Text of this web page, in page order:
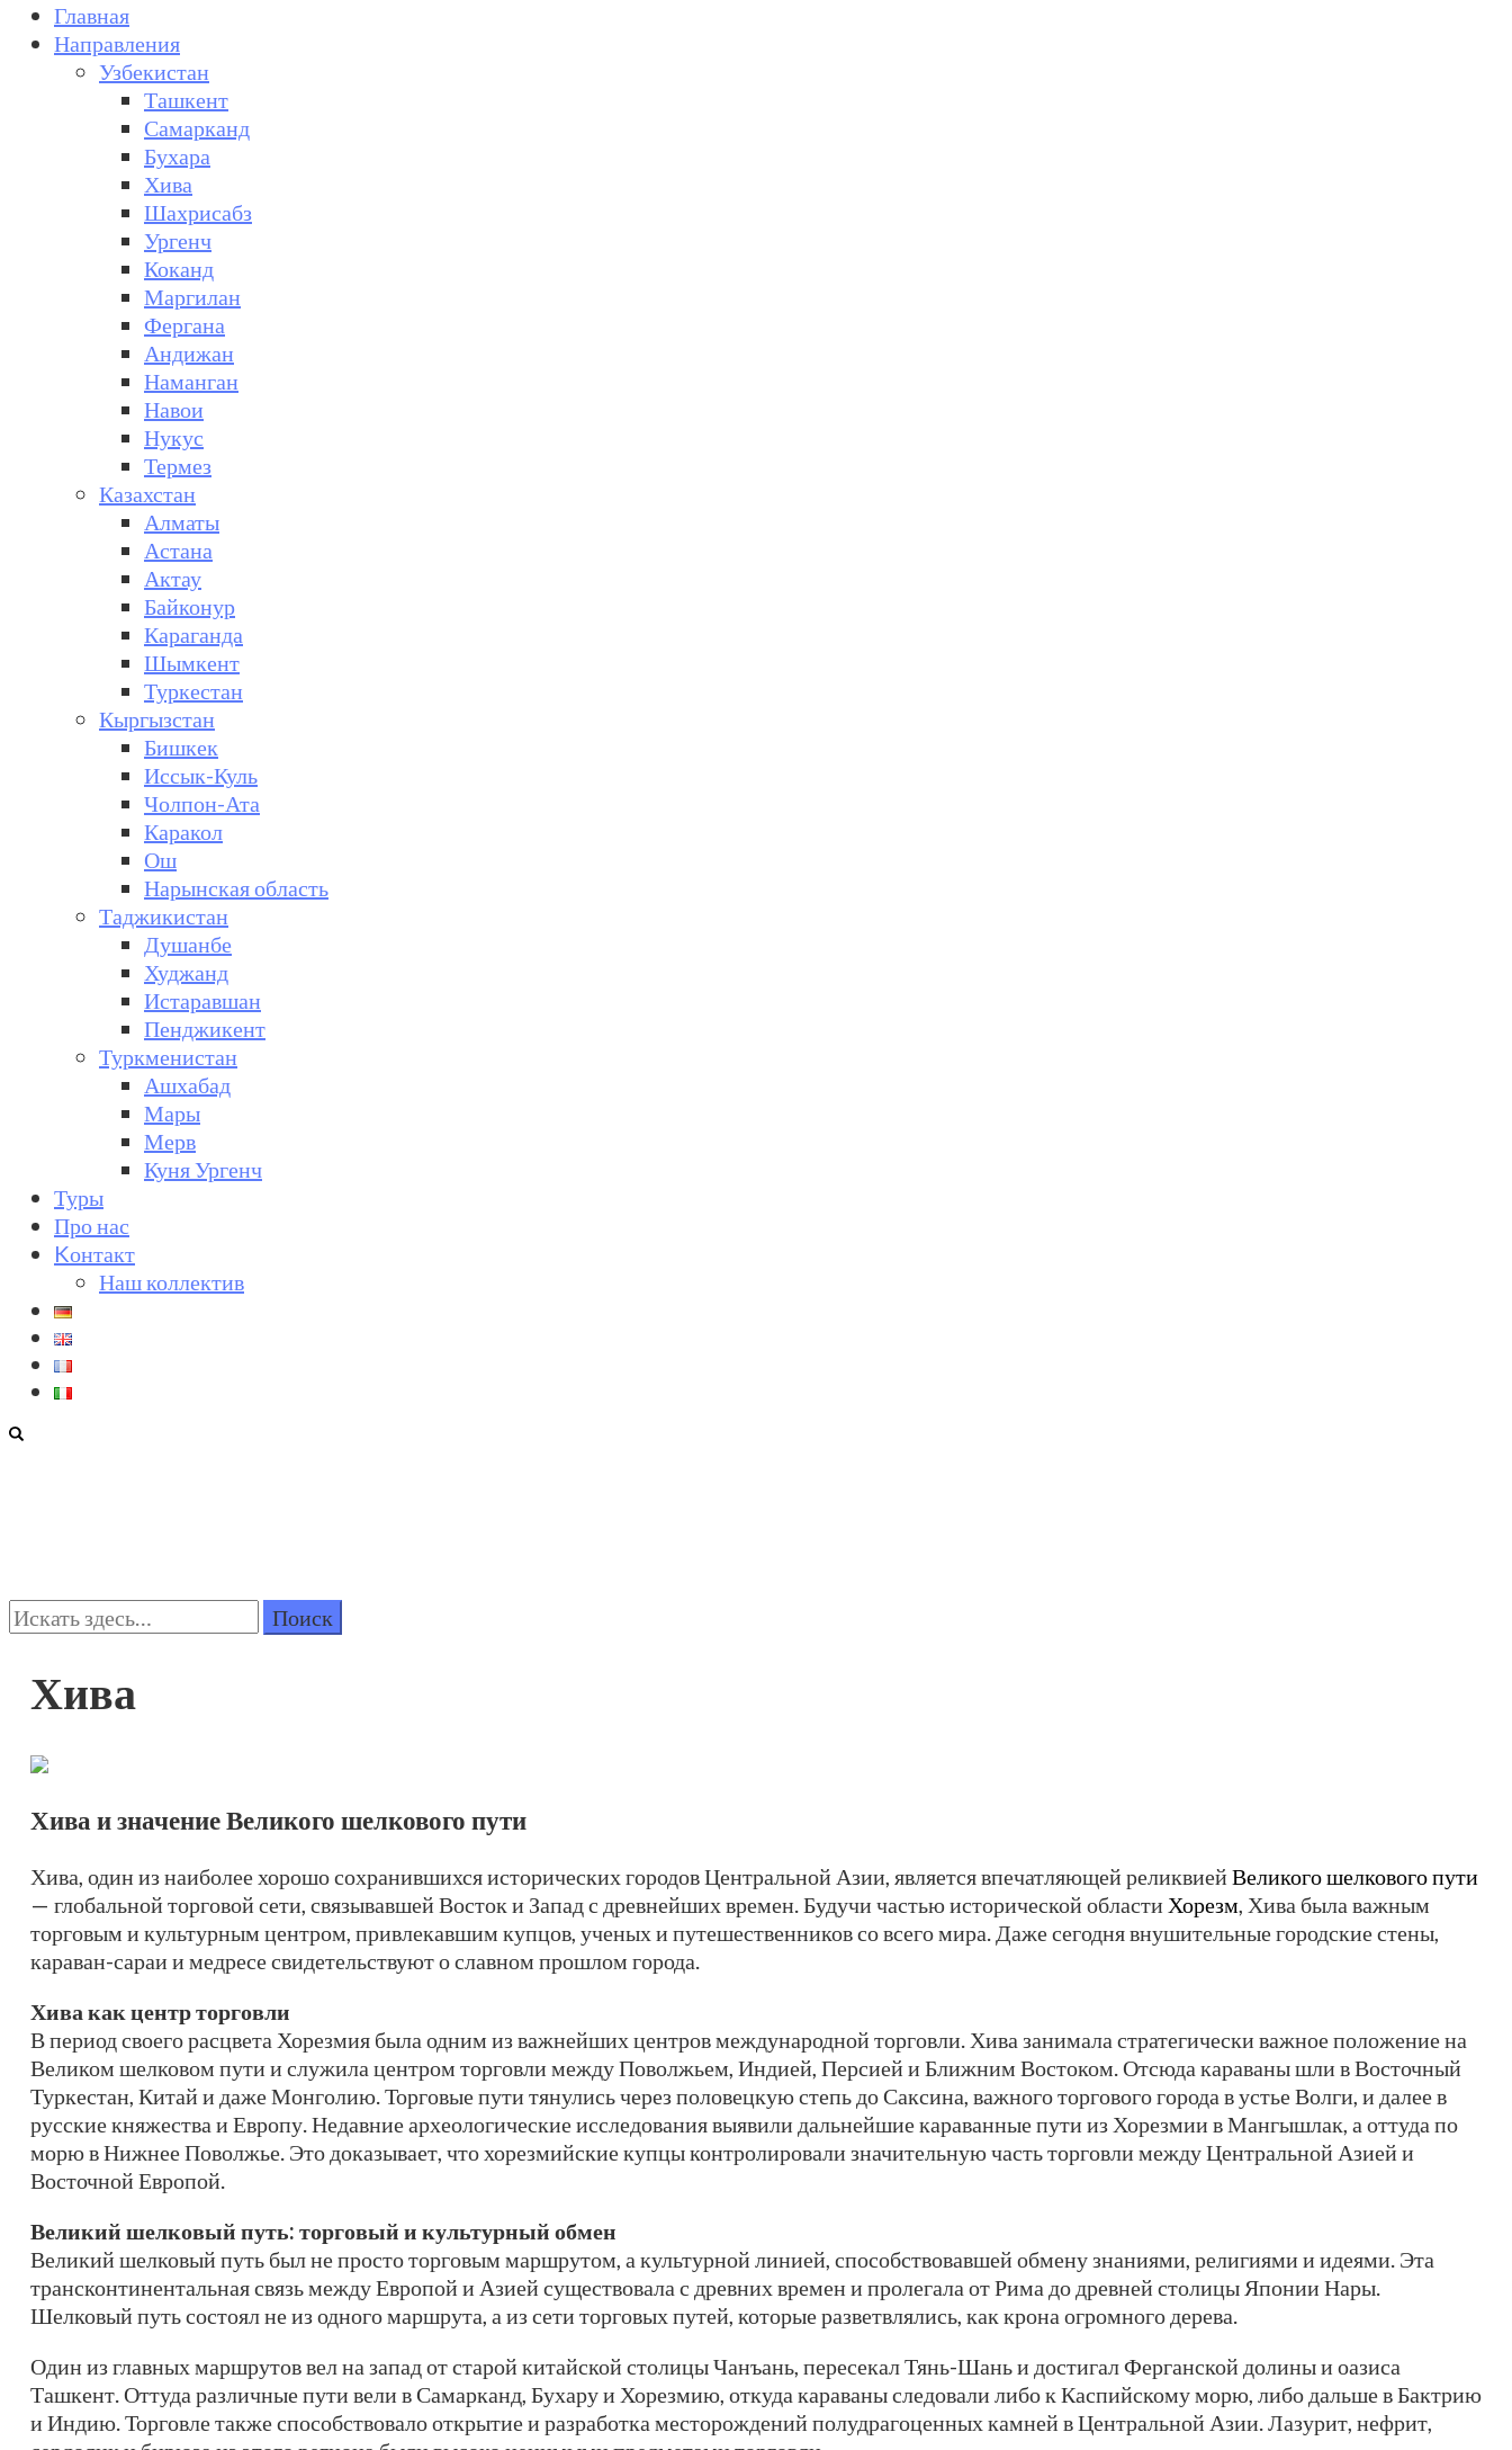
Главная
Направления
Узбекистан
Ташкент
Самарканд
Бухара
Хива
Шахрисабз
Ургенч
Коканд
Маргилан
Фергана
Андижан
Наманган
Навои
Нукус
Термез
Казахстан
Алматы
Астана
Актау
Байконур
Караганда
Шымкент
Туркестан
Кыргызстан
Бишкек
Иссык-Куль
Чолпон-Ата
Каракол
Ош
Нарынская область
Таджикистан
Душанбе
Худжанд
Истаравшан
Пенджикент
Туркменистан
Ашхабад
Мары
Мерв
Куня Ургенч
Туры
Про нас
Kонтакт
Наш коллектив
Поиск:
Хива
Хива и значение Великого шелкового пути
Хива, один из наиболее хорошо сохранившихся исторических городов Центральной Азии, является впечатляющей реликвией Великого шелкового пути
— глобальной торговой сети, связывавшей Восток и Запад с древнейших времен. Будучи частью исторической области Хорезм, Хива была важным
торговым и культурным центром, привлекавшим купцов, ученых и путешественников со всего мира. Даже сегодня внушительные городские стены,
караван-сараи и медресе свидетельствуют о славном прошлом города.
Хива как центр торговли
В период своего расцвета Хорезмия была одним из важнейших центров международной торговли. Хива занимала стратегически важное положение на
Великом шелковом пути и служила центром торговли между Поволжьем, Индией, Персией и Ближним Востоком. Отсюда караваны шли в Восточный
Туркестан, Китай и даже Монголию. Торговые пути тянулись через половецкую степь до Саксина, важного торгового города в устье Волги, и далее в
русские княжества и Европу. Недавние археологические исследования выявили дальнейшие караванные пути из Хорезмии в Мангышлак, а оттуда по
морю в Нижнее Поволжье. Это доказывает, что хорезмийские купцы контролировали значительную часть торговли между Центральной Азией и
Восточной Европой.
Великий шелковый путь: торговый и культурный обмен
Великий шелковый путь был не просто торговым маршрутом, а культурной линией, способствовавшей обмену знаниями, религиями и идеями. Эта
трансконтинентальная связь между Европой и Азией существовала с древних времен и пролегала от Рима до древней столицы Японии Нары.
Шелковый путь состоял не из одного маршрута, а из сети торговых путей, которые разветвлялись, как крона огромного дерева.
Один из главных маршрутов вел на запад от старой китайской столицы Чанъань, пересекал Тянь-Шань и достигал Ферганской долины и оазиса
Ташкент. Оттуда различные пути вели в Самарканд, Бухару и Хорезмию, откуда караваны следовали либо к Каспийскому морю, либо дальше в Бактрию
и Индию. Торговле также способствовало открытие и разработка месторождений полудрагоценных камней в Центральной Азии. Лазурит, нефрит,